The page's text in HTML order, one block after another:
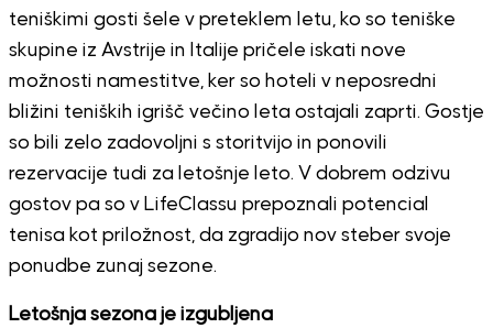
teniškimi gosti šele v preteklem letu, ko so teniške
skupine iz Avstrije in Italije pričele iskati nove
možnosti namestitve, ker so hoteli v neposredni
bližini teniških igrišč večino leta ostajali zaprti. Gostje
so bili zelo zadovoljni s storitvijo in ponovili
rezervacije tudi za letošnje leto. V dobrem odzivu
gostov pa so v LifeClassu prepoznali potencial
tenisa kot priložnost, da zgradijo nov steber svoje
ponudbe zunaj sezone.
Letošnja sezona je izgubljena